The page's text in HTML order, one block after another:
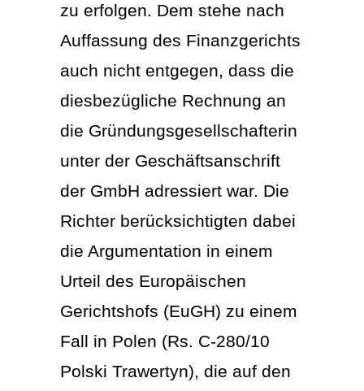
zu erfolgen. Dem stehe nach
Auffassung des Finanzgerichts
auch nicht entgegen, dass die
diesbezügliche Rechnung an
die Gründungsgesellschafterin
unter der Geschäftsanschrift
der GmbH adressiert war. Die
Richter berücksichtigten dabei
die Argumentation in einem
Urteil des Europäischen
Gerichtshofs (EuGH) zu einem
Fall in Polen (Rs. C-280/10
Polski Trawertyn), die auf den